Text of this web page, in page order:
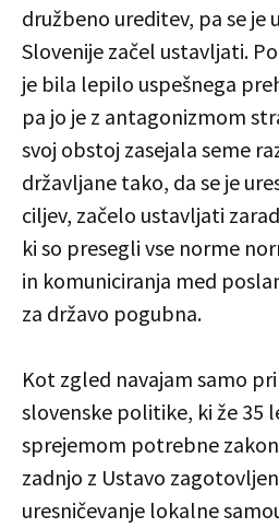
družbeno ureditev, pa se je
Slovenije začel ustavljati.
je bila lepilo uspešnega
pa jo je z antagonizmom
svoj obstoj zasejala seme
državljane tako, da se je
ciljev, začelo ustavljati
ki so presegli vse norme
in komuniciranja med
za državo pogubna.
Kot zgled navajam samo
slovenske politike, ki že 35
sprejemom potrebne
zadnjo z Ustavo
uresničevanje lokalne